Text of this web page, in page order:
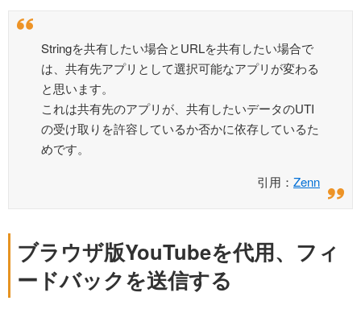
Stringを共有したい場合とURLを共有したい場合で
は、共有先アプリとして選択可能なアプリが変わる
と思います。
これは共有先のアプリが、共有したいデータのUTI
の受け取りを許容しているか否かに依存しているた
めです。
引用： Zenn
ブラウザ版YouTubeを代用、フィ
ードバックを送信する